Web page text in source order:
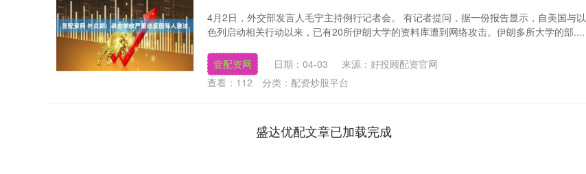
4月2日，外交部发言人毛宁主持例行记者会。 有记者提问，据一份报告显示，自美国与以
色列启动相关行动以来，已有20所伊朗大学的资料库遭到网络攻击。伊朗多所大学的部....
壹配资网 日期：04-03
来源：好投顾配资官网
查看： 112 分类： 配资炒股平台
盛达优配文章已加载完成